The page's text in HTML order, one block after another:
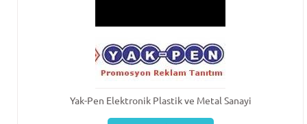
Yak-Pen Elektronik Plastik ve Metal Sanayi